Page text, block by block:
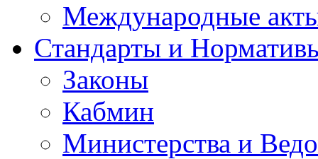
Международные
Стандарты и
Законы
Кабмин
Министерства и